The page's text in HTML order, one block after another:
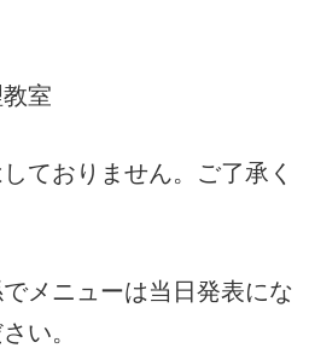
室
ておりません。ご了承く
メニューは当日発表にな
い。